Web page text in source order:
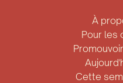
À
Pour les
Cette